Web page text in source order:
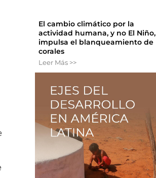
El cambio climático por la
actividad humana, y no El Niño,
impulsa el blanqueamiento de
corales
Leer Más >>